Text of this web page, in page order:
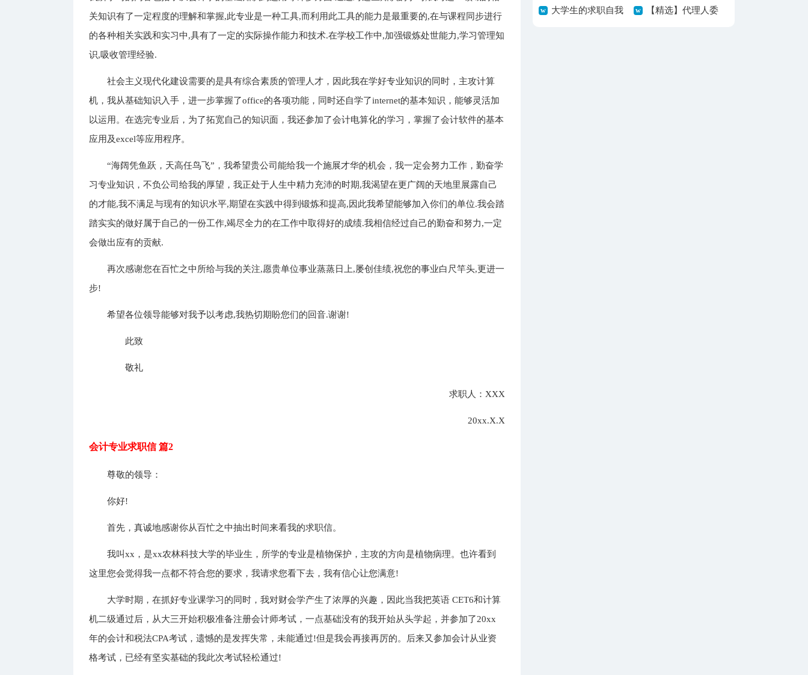
关知识有了一定程度的理解和掌握,此专业是一种工具,而利用此工具的能力是最重要的,在与课程同步进行
的各种相关实践和实习中,具有了一定的实际操作能力和技术.在学校工作中,加强锻炼处世能力,学习管理知
识,吸收管理经验.
社会主义现代化建设需要的是具有综合素质的管理人才，因此我在学好专业知识的同时，主攻计算
机，我从基础知识入手，进一步掌握了office的各项功能，同时还自学了internet的基本知识，能够灵活加
以运用。在选完专业后，为了拓宽自己的知识面，我还参加了会计电算化的学习，掌握了会计软件的基本
应用及excel等应用程序。
“海阔凭鱼跃，天高任鸟飞”，我希望贵公司能给我一个施展才华的机会，我一定会努力工作，勤奋学
习专业知识，不负公司给我的厚望，我正处于人生中精力充沛的时期,我渴望在更广阔的天地里展露自己
的才能,我不满足与现有的知识水平,期望在实践中得到锻炼和提高,因此我希望能够加入你们的单位.我会踏
踏实实的做好属于自己的一份工作,竭尽全力的在工作中取得好的成绩.我相信经过自己的勤奋和努力,一定
会做出应有的贡献.
再次感谢您在百忙之中所给与我的关注,愿贵单位事业蒸蒸日上,屡创佳绩,祝您的事业白尺竿头,更进一
步!
希望各位领导能够对我予以考虑,我热切期盼您们的回音.谢谢!
此致
敬礼
求职人：XXX
20xx.X.X
会计专业求职信 篇2
尊敬的领导：
你好!
首先，真诚地感谢你从百忙之中抽出时间来看我的求职信。
我叫xx，是xx农林科技大学的毕业生，所学的专业是植物保护，主攻的方向是植物病理。也许看到
这里您会觉得我一点都不符合您的要求，我请求您看下去，我有信心让您满意!
大学时期，在抓好专业课学习的同时，我对财会学产生了浓厚的兴趣，因此当我把英语 CET6和计算
机二级通过后，从大三开始积极准备注册会计师考试，一点基础没有的我开始从头学起，并参加了20xx
年的会计和税法CPA考试，遗憾的是发挥失常，未能通过!但是我会再接再厉的。后来又参加会计从业资
格考试，已经有坚实基础的我此次考试轻松通过!
介绍14篇 绍
大学生的求职自我 【精选】代理人委